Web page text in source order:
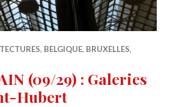
, BELGIQUE, BRUXELLES,
(09/29) : Galeries
Hubert